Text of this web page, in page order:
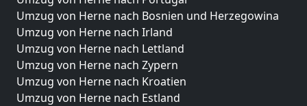
Umzug von Herne nach Bosnien und Herzegowina
Umzug von Herne nach Irland
Umzug von Herne nach Lettland
Umzug von Herne nach Zypern
Umzug von Herne nach Kroatien
Umzug von Herne nach Estland